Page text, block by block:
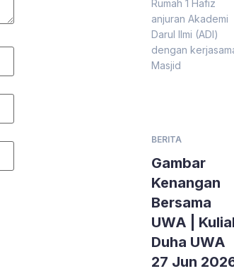
Rumah 1 Hafiz
anjuran Akademi
Darul Ilmi (ADI)
dengan
Masjid
BERITA
Gambar
Kenangan
Bersama
UWA |
Duha UWA
27 Jun